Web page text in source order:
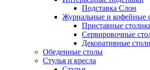
Подставка Слон
Журнальные и кофейные
Приставные
Сервировочные
Декоративные
Обеденные столы
Стулья и кресла